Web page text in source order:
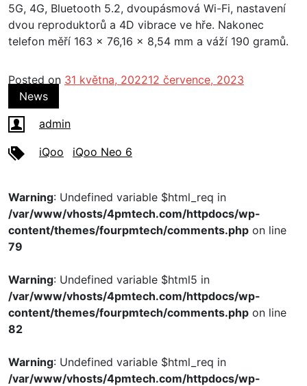
5G, 4G, Bluetooth 5.2, dvoupásmová Wi-Fi, nastavení
dvou reproduktorů a 4D vibrace ve hře. Nakonec
telefon měří 163 x 76,16 x 8,54 mm a váží 190 gramů.
Posted on 31 května, 202212 července, 2023
News
admin
iQoo iQoo Neo 6
Warning: Undefined variable $html_req in
/var/www/vhosts/4pmtech.com/httpdocs/wp-
content/themes/fourpmtech/comments.php on line
79
Warning: Undefined variable $html5 in
/var/www/vhosts/4pmtech.com/httpdocs/wp-
content/themes/fourpmtech/comments.php on line
82
Warning: Undefined variable $html_req in
/var/www/vhosts/4pmtech.com/httpdocs/wp-